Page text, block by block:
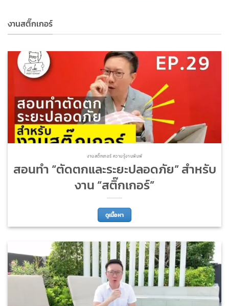
งานสติ๊กเกอร์
งานสติ๊กเกอร์ ความรู้งานพิมพ์
สอนทำ “ตัดตกและระยะปลอดภัย” สำหรับ
งาน “สติ๊กเกอร์”
ดูเนื้อหา